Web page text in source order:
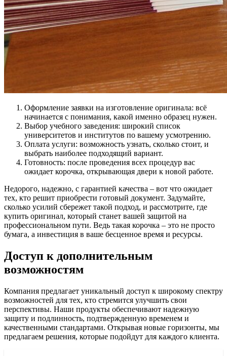
Оформление заявки на изготовление оригинала: всё
начинается с понимания, какой именно образец нужен.
Выбор учебного заведения: широкий список
университетов и институтов по вашему усмотрению.
Оплата услуги: возможность узнать, сколько стоит, и
выбрать наиболее подходящий вариант.
Готовность: после проведения всех процедур вас
ожидает корочка, открывающая двери к новой работе.
Недорого, надежно, с гарантией качества – вот что ожидает
тех, кто решит приобрести готовый документ. Задумайте,
сколько усилий сбережет такой подход, и рассмотрите, где
купить оригинал, который станет вашей защитой на
профессиональном пути. Ведь такая корочка – это не просто
бумага, а инвестиция в ваше бесценное время и ресурсы.
Доступ к дополнительным
возможностям
Компания предлагает уникальный доступ к широкому спектру
возможностей для тех, кто стремится улучшить свои
перспективы. Наши продукты обеспечивают надежную
защиту и подлинность, подтвержденную временем и
качественными стандартами. Открывая новые горизонты, мы
предлагаем решения, которые подойдут для каждого клиента.